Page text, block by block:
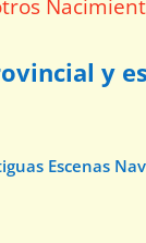
y
Escenas